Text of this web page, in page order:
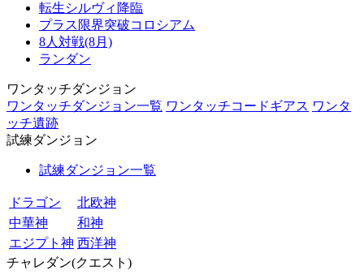
転生シルヴィ降臨
プラス限界突破コロシアム
8人対戦(8月)
ランダン
ワンタッチダンジョン
ワンタッチダンジョン一覧 ワンタッチコードギアス ワンタ
ッチ遺跡
試練ダンジョン
試練ダンジョン一覧
ドラゴン
北欧神
中華神
和神
エジプト神 西洋神
チャレダン(クエスト)